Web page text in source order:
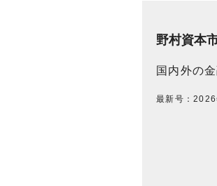
野村資本
国内外の
最新号：